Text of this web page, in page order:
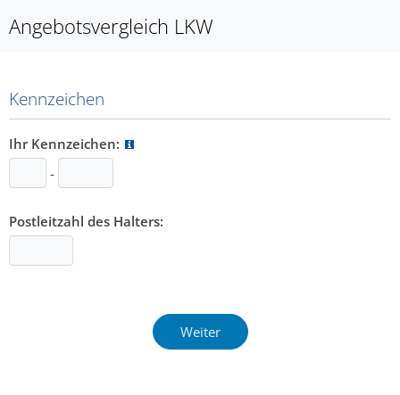
Angebotsvergleich LKW
Kennzeichen
Ihr Kennzeichen:
-
Postleitzahl des Halters: